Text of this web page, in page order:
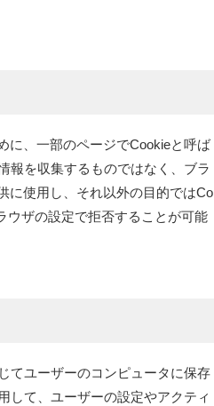
に、一部のページでCookieと呼ば
報を収集するものではなく、ブラ
に使用し、それ以外の目的ではCo
ウザの設定で拒否することが可能
てユーザーのコンピュータに保存
して、ユーザーの設定やアクティ